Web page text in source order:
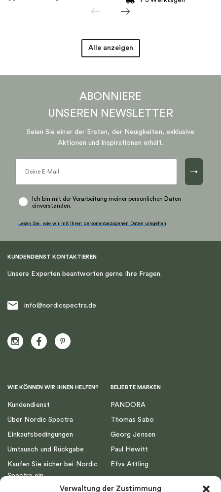
Verwaltung der Zustimmung
Thomas Sabo
Alle anzeigen
ABONNIERE
UNSEREN NEWSLETTER
Seien Sie einer der Ersten, der Neuigkeiten, exklusive
Aktionen und Inspirationen erhält.
→
Ich bin mit der Verarbeitung meiner persönlichen Daten
einverstanden.
Lesen Sie, wie wir mit Ihren personenbezogenen Daten umgehen
KUNDENDIENST KONTAKTIEREN
Unsere Experten beantworten gerne Ihre Fragen.
info@nordicspectra.de
WIE KÖNNEN WIR IHNEN HELFEN?
Kundendienst
Über Nordic Spectra
Einkaufsbedingungen
Umtausch und Rückgabe
Kaufen Sie sicher bei Nordic
Spectra ein
BELIEBTE MARKEN
PANDORA
Thomas Sabo
Georg Jensen
Paul Hewitt
Efva Attling